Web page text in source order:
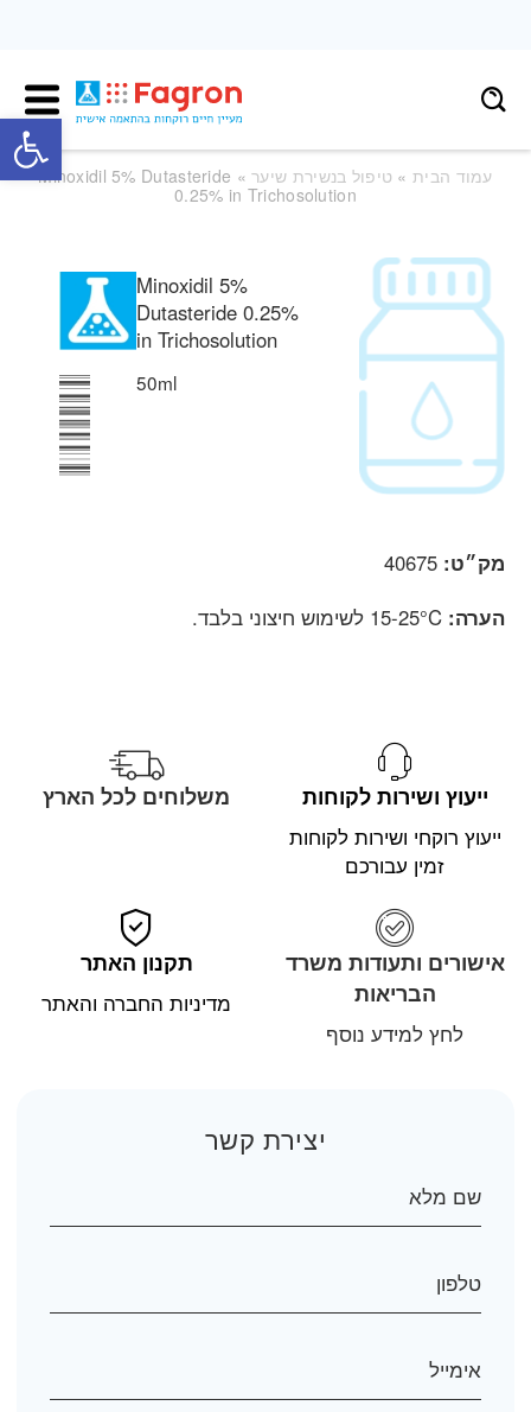
עמוד הבית» טיפול בנשירת שיער
» Minoxidil 5% Dutasteride
0.25% in Trichosolution
Minoxidil 5%
Dutasteride 0.25%
in Trichosolution
50ml
מק״ט:40675
הערה:15-25°C לשימוש חיצוני בלבד.
ייעוץ ושירות לקוחות
ייעוץ רוקחי ושירות לקוחות
זמין עבורכם
משלוחים לכל הארץ
אישורים ותעודות משרד
הבריאות
לחץ למידע נוסף
תקנון האתר
מדיניות החברה והאתר
יצירת קשר